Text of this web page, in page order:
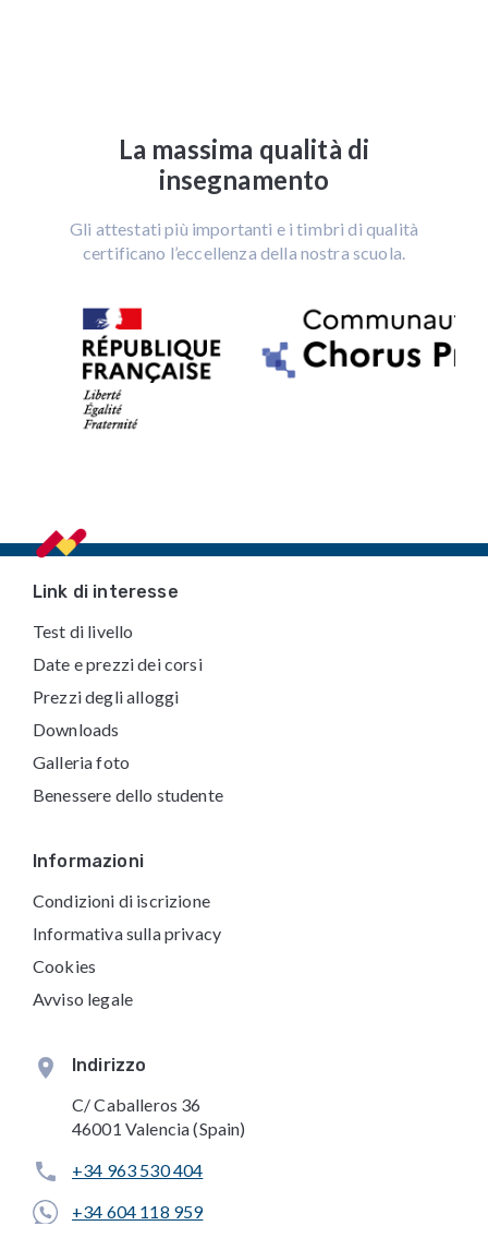
La massima qualità di
insegnamento
Gli attestati più importanti e i timbri di qualità
certificano l’eccellenza della nostra scuola.
FooterLink di interesse
Test di livello
Date e prezzi dei corsi
Prezzi degli alloggi
Downloads
Galleria foto
Benessere dello studente
Informazioni
Condizioni di iscrizione
Informativa sulla privacy
Cookies
Avviso legale
Indirizzo
C/ Caballeros 36
46001 Valencia (Spain)
+34 963 530 404
+34 604 118 959